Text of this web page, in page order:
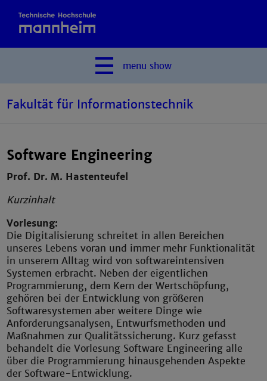
menu show
Fakultät für Informationstechnik
Software Engineering
Prof. Dr. M. Hastenteufel
Kurzinhalt
Vorlesung:
Die Digitalisierung schreitet in allen Bereichen
unseres Lebens voran und immer mehr Funktionalität
in unserem Alltag wird von softwareintensiven
Systemen erbracht. Neben der eigentlichen
Programmierung, dem Kern der Wertschöpfung,
gehören bei der Entwicklung von größeren
Softwaresystemen aber weitere Dinge wie
Anforderungsanalysen, Entwurfsmethoden und
Maßnahmen zur Qualitätssicherung. Kurz gefasst
behandelt die Vorlesung Software Engineering alle
über die Programmierung hinausgehenden Aspekte
der Software-Entwicklung.